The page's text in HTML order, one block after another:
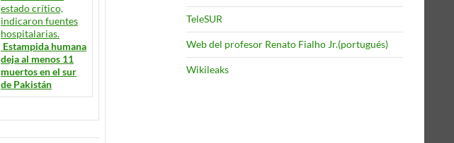
Estampida humana
deja al menos 11
muertos en el sur
de Pakistán
TeleSUR
Web del profesor Renato Fialho Jr.(portugués)
Wikileaks